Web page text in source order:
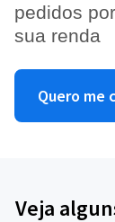
pedidos
sua renda
Quero me
Veja